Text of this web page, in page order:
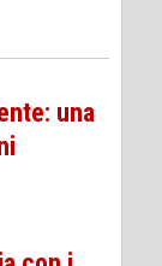
una